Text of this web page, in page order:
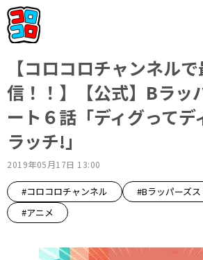
【コロコロチャンネル
信！！】【公式】Bラッ
ート６話「ディグってデ
ラッチ!」
2019年05月17日 13:00
#コロコロチャンネル
#Bラッパーズ
#アニメ